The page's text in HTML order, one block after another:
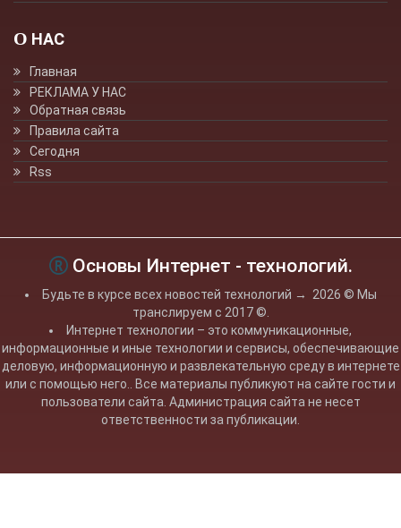
О НАС
Главная
РЕКЛАМА У НАС
Обратная связь
Правила сайта
Сегодня
Rss
Основы Интернет - технологий.
Будьте в курсе всех новостей технологий → 2026 © Мы
транслируем с 2017 ©.
Интернет технологии – это коммуникационные,
информационные и иные технологии и сервисы, обеспечивающие
деловую, информационную и развлекательную среду в интернете
или с помощью него.. Все материалы публикуют на сайте гости и
пользователи сайта. Администрация сайта не несет
ответственности за публикации.